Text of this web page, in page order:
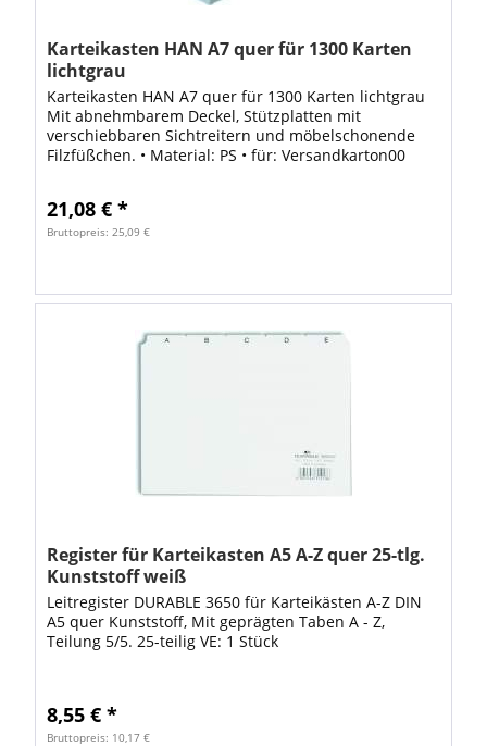
Karteikasten HAN A7 quer für 1300 Karten
lichtgrau
Karteikasten HAN A7 quer für 1300 Karten lichtgrau
Mit abnehmbarem Deckel, Stützplatten mit
verschiebbaren Sichtreitern und möbelschonende
Filzfüßchen. • Material: PS • für: Versandkarton00
21,08 € *
Bruttopreis: 25,09 €
Register für Karteikasten A5 A-Z quer 25-tlg.
Kunststoff weiß
Leitregister DURABLE 3650 für Karteikästen A-Z DIN
A5 quer Kunststoff, Mit geprägten Taben A - Z,
Teilung 5/5. 25-teilig VE: 1 Stück
8,55 € *
Bruttopreis: 10,17 €